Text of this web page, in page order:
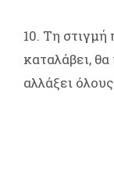
10. Τη στιγμή
καταλάβει, θα
αλλάξει